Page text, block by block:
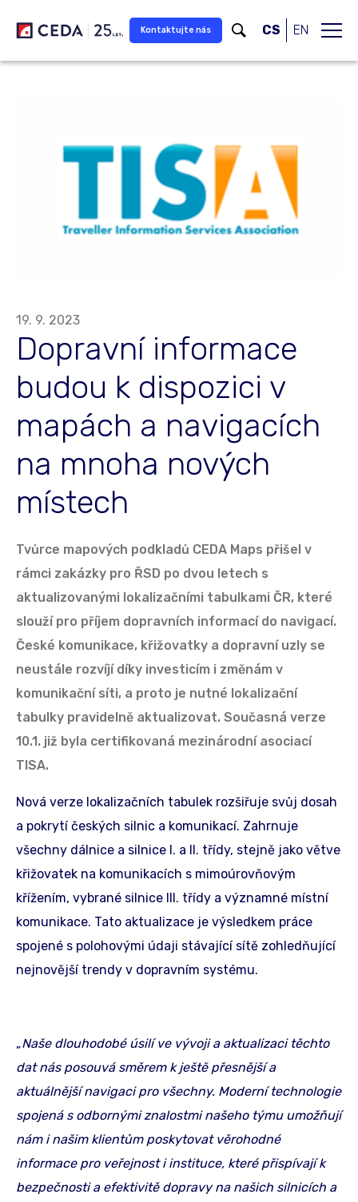
Kontaktujte nás CS EN
19. 9. 2023
Dopravní informace
budou k dispozici v
mapách a navigacích
na mnoha nových
místech
Tvůrce mapových podkladů CEDA Maps přišel v
rámci zakázky pro ŘSD po dvou letech s
aktualizovanými lokalizačními tabulkami ČR, které
slouží pro příjem dopravních informací do navigací.
České komunikace, křižovatky a dopravní uzly se
neustále rozvíjí díky investicím i změnám v
komunikační síti, a proto je nutné lokalizační
tabulky pravidelně aktualizovat. Současná verze
10.1. již byla certifikovaná mezinárodní asociací
TISA.
Nová verze lokalizačních tabulek rozšiřuje svůj dosah
a pokrytí českých silnic a komunikací. Zahrnuje
všechny dálnice a silnice I. a II. třídy, stejně jako větve
křižovatek na komunikacích s mimoúrovňovým
křížením, vybrané silnice III. třídy a významné místní
komunikace. Tato aktualizace je výsledkem práce
spojené s polohovými údaji stávající sítě zohledňující
nejnovější trendy v dopravním systému.
„Naše dlouhodobé úsilí ve vývoji a aktualizaci těchto
dat nás posouvá směrem k ještě přesnější a
aktuálnější navigaci pro všechny. Moderní technologie
spojená s odbornými znalostmi našeho týmu umožňují
nám i našim klientům poskytovat věrohodné
informace pro veřejnost i instituce, které přispívají k
bezpečnosti a efektivitě dopravy na našich silnicích a